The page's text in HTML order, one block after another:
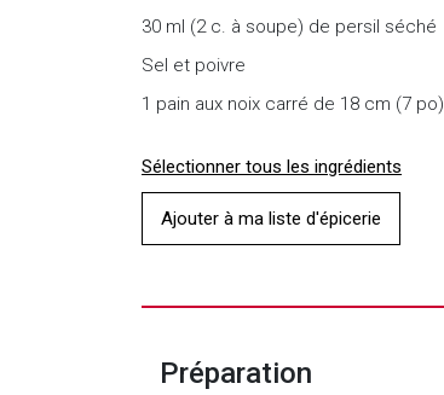
30 ml (2 c. à soupe) de persil séché
Sel et poivre
1 pain aux noix carré de 18 cm (7 po)
Sélectionner tous les ingrédients
Ajouter à ma liste d'épicerie
Préparation